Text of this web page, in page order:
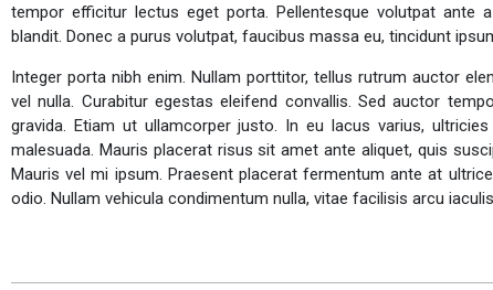
tempor efficitur lectus eget porta. Pellentesque volutpat ante
blandit. Donec a purus volutpat, faucibus massa eu, tincidunt
Integer porta nibh enim. Nullam porttitor, tellus rutrum auctor
vel nulla. Curabitur egestas eleifend convallis. Sed auctor
gravida. Etiam ut ullamcorper justo. In eu lacus varius,
malesuada. Mauris placerat risus sit amet ante aliquet, quis
Mauris vel mi ipsum. Praesent placerat fermentum ante at
odio. Nullam vehicula condimentum nulla, vitae facilisis arcu